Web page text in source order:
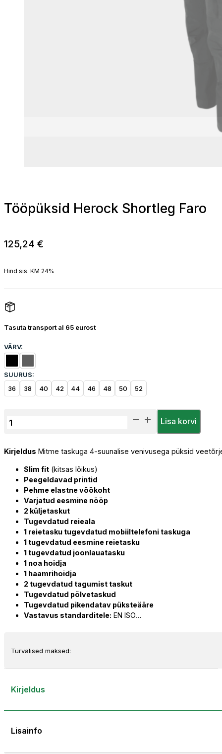
Tööpüksid Herock Shortleg Faro
125,24 €
Hind sis. KM 24%
Tasuta transport al 65 eurost
VÄRV:
SUURUS:
36
38 40 42 44 46 48 50 52
Tööpüksid
Faro
kogus
Lisa korvi
Kirjeldus Mitme taskuga 4-suunalise venivusega püksid
Slim fit (kitsas lõikus)
Peegeldavad printid
Pehme elastne vöökoht
Varjatud eesmine nööp
2 küljetaskut
Tugevdatud reieala
1 reietasku tugevdatud mobiiltelefoni taskuga
1 tugevdatud eesmine reietasku
1 tugevdatud joonlauatasku
1 noa hoidja
1 haamrihoidja
2 tugevdatud tagumist taskut
Tugevdatud põlvetaskud
Tugevdatud pikendatav püksteääre
Vastavus standarditele: EN ISO…
Turvalised maksed:
Kirjeldus
Lisainfo